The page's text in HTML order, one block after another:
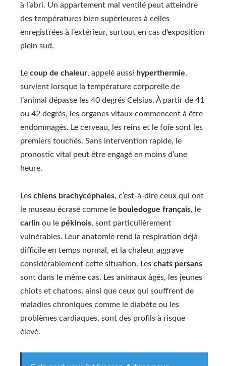
à l’abri. Un appartement mal ventilé peut atteindre
des températures bien supérieures à celles
enregistrées à l’extérieur, surtout en cas d’exposition
plein sud.
Le coup de chaleur, appelé aussi hyperthermie,
survient lorsque la température corporelle de
l’animal dépasse les 40 degrés Celsius. À partir de 41
ou 42 degrés, les organes vitaux commencent à être
endommagés. Le cerveau, les reins et le foie sont les
premiers touchés. Sans intervention rapide, le
pronostic vital peut être engagé en moins d’une
heure.
Les chiens brachycéphales, c’est-à-dire ceux qui ont
le museau écrasé comme le bouledogue français, le
carlin ou le pékinois, sont particulièrement
vulnérables. Leur anatomie rend la respiration déjà
difficile en temps normal, et la chaleur aggrave
considérablement cette situation. Les chats persans
sont dans le même cas. Les animaux âgés, les jeunes
chiots et chatons, ainsi que ceux qui souffrent de
maladies chroniques comme le diabète ou les
problèmes cardiaques, sont des profils à risque
élevé.